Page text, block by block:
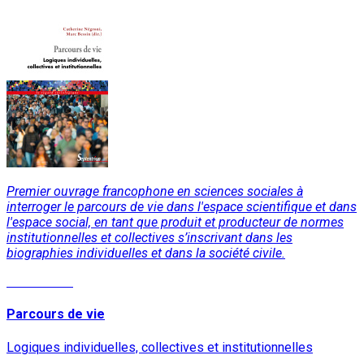
Premier ouvrage francophone en sciences sociales à
interroger le parcours de vie dans l'espace scientifique et dans
l'espace social, en tant que produit et producteur de normes
institutionnelles et collectives s’inscrivant dans les
biographies individuelles et dans la société civile.
Parcours de vie
Logiques individuelles, collectives et institutionnelles